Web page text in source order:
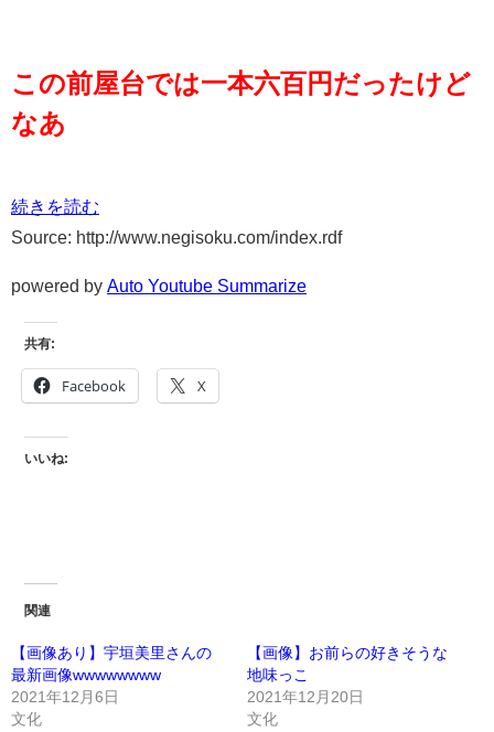
この前屋台では一本六百円だったけど
なあ
続きを読む
Source: http://www.negisoku.com/index.rdf
powered by Auto Youtube Summarize
共有:
Facebook X
いいね:
関連
【画像あり】宇垣美里さんの
最新画像wwwwwwww
2021年12月6日
文化
【画像】お前らの好きそうな
地味っこ
2021年12月20日
文化